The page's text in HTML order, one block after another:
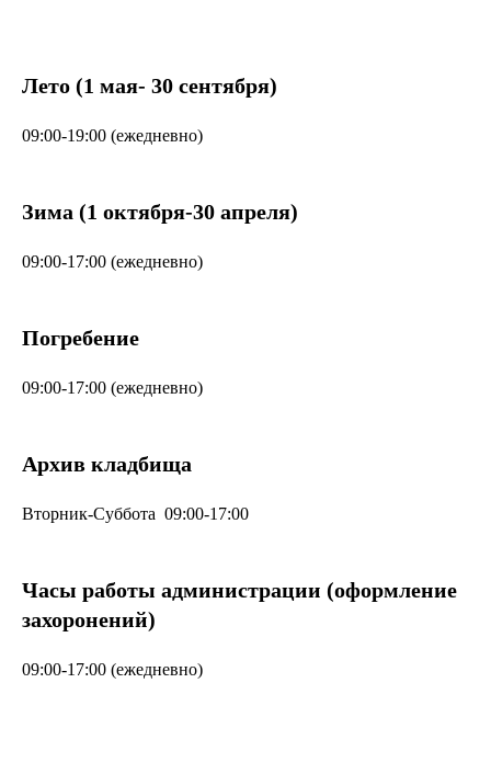
Лето (1 мая- 30 сентября)
09:00-19:00 (ежедневно)
Зима (1 октября-30 апреля)
09:00-17:00 (ежедневно)
Погребение
09:00-17:00 (ежедневно)
Архив кладбища
Вторник-Суббота 09:00-17:00
Часы работы администрации (оформление
захоронений)
09:00-17:00 (ежедневно)